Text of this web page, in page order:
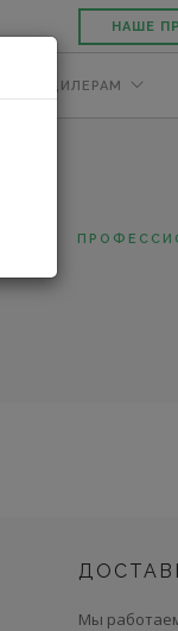
НАШЕ
ДИЛЕРАМ
Мы